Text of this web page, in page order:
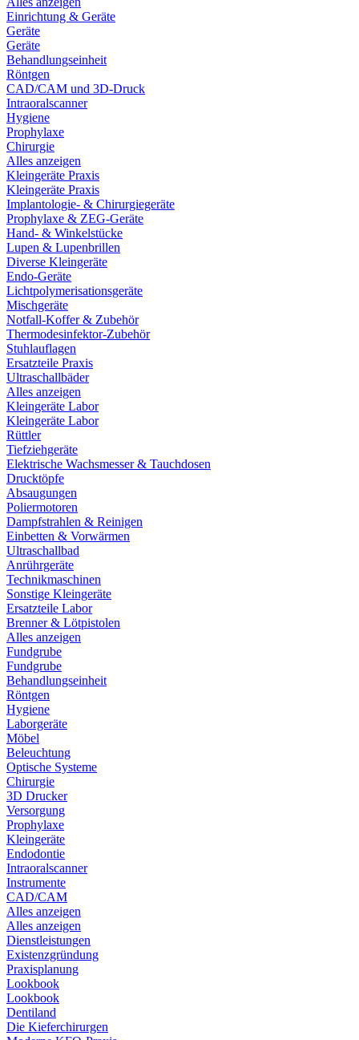
Einrichtung & Geräte
Geräte
Geräte
Behandlungseinheit
Röntgen
CAD/CAM und 3D-Druck
Intraoralscanner
Hygiene
Prophylaxe
Chirurgie
Alles anzeigen
Kleingeräte Praxis
Kleingeräte Praxis
Implantologie- & Chirurgiegeräte
Prophylaxe & ZEG-Geräte
Hand- & Winkelstücke
Lupen & Lupenbrillen
Diverse Kleingeräte
Endo-Geräte
Lichtpolymerisationsgeräte
Mischgeräte
Notfall-Koffer & Zubehör
Thermodesinfektor-Zubehör
Stuhlauflagen
Ersatzteile Praxis
Ultraschallbäder
Alles anzeigen
Kleingeräte Labor
Kleingeräte Labor
Rüttler
Tiefziehgeräte
Elektrische Wachsmesser & Tauchdosen
Drucktöpfe
Absaugungen
Poliermotoren
Dampfstrahlen & Reinigen
Einbetten & Vorwärmen
Ultraschallbad
Anrührgeräte
Technikmaschinen
Sonstige Kleingeräte
Ersatzteile Labor
Brenner & Lötpistolen
Alles anzeigen
Fundgrube
Fundgrube
Behandlungseinheit
Röntgen
Hygiene
Laborgeräte
Möbel
Beleuchtung
Optische Systeme
Chirurgie
3D Drucker
Versorgung
Prophylaxe
Kleingeräte
Endodontie
Intraoralscanner
Instrumente
CAD/CAM
Alles anzeigen
Alles anzeigen
Dienstleistungen
Existenzgründung
Praxisplanung
Lookbook
Lookbook
Dentiland
Die Kieferchirurgen